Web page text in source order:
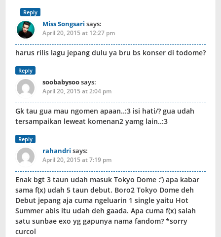
Reply
Miss Songsari says:
April 20, 2015 at 12:27 pm
harus rilis lagu jepang dulu ya bru bs konser di todome?
Reply
soobabysoosays:
April 20, 2015 at 2:04 pm
Gk tau gua mau ngomen apaan..:3 isi hati/? gua udah
tersampaikan leweat komenan2 yamg lain..:3
Reply
rahandri says:
April 20, 2015 at 7:19 pm
Enak bgt 3 taun udah masuk Tokyo Dome :’) apa kabar
sama f(x) udah 5 taun debut. Boro2 Tokyo Dome deh
Debut jepang aja cuma ngeluarin 1 single yaitu Hot
Summer abis itu udah deh gaada. Apa cuma f(x) salah
satu sunbae exo yg gapunya nama fandom? *sorry
curcol